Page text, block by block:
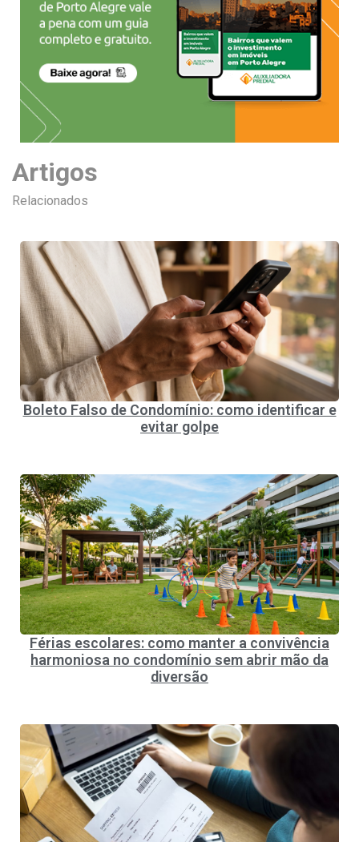
Artigos
Relacionados
Boleto Falso de Condomínio: como identificar e
evitar golpe
Férias escolares: como manter a convivência
harmoniosa no condomínio sem abrir mão da
diversão